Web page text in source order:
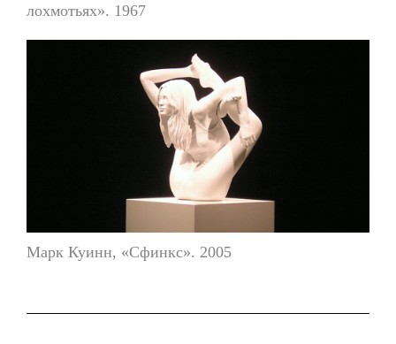
лохмотьях». 1967
Марк Куинн, «Сфинкс». 2005